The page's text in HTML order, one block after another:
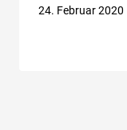
24. Februar 2020